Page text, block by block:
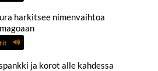
harkitsee nimenvaihtoa
ja korot alle kahdessa